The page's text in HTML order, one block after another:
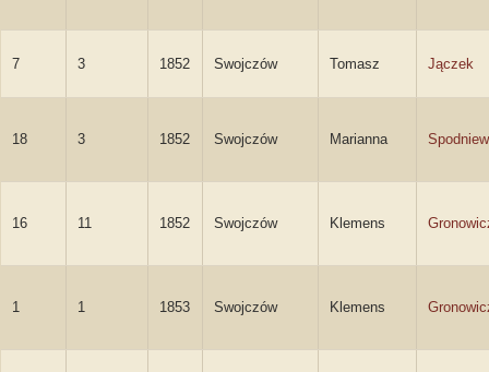
7 3 1852 Swojczów Tomasz Jączek
18 3 1852 Swojczów Marianna
16 11 1852 Swojczów Klemens
1 1 1853 Swojczów Klemens